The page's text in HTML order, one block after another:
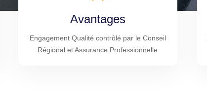
Avantages
Engagement Qualité contrôlé par le Conseil
Régional et Assurance Professionnelle